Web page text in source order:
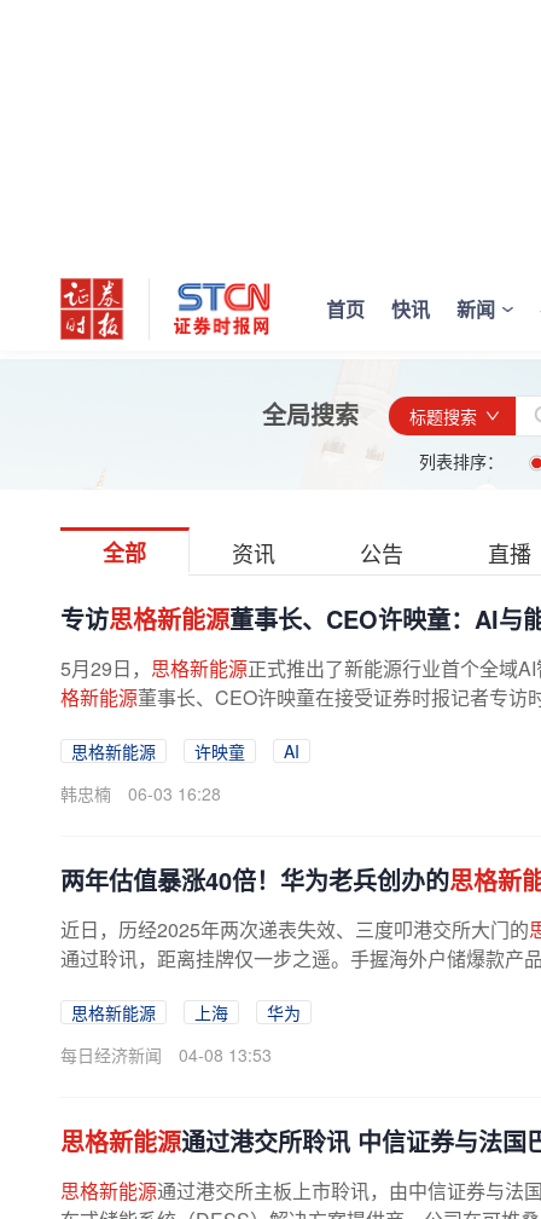
首页 快讯 新闻
全局搜索
标题搜索
列表排序：
全部 资讯 公告 直播
专访思格新能源董事长、CEO许映童：AI与
5月29日， 思格新能源正式推出了新能源行业首个全域
格新能源董事长、CEO许映童在接受证券时报记者专
思格新能源 许映童
AI
韩忠楠
06-03 16:28
两年估值暴涨40倍！华为老兵创办的思格新
近日，历经2025年两次递表失效、三度叩港交所大门的
通过聆讯，距离挂牌仅一步之遥。手握海外户储爆款产
思格新能源 上海
华为
每日经济新闻
04-08 13:53
思格新能源通过港交所聆讯 中信证券与法国
思格新能源通过港交所主板上市聆讯，由中信证券与法